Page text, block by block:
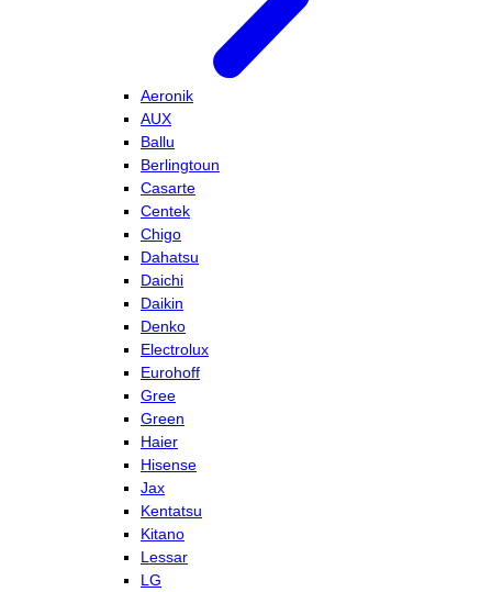
Aeronik
AUX
Ballu
Berlingtoun
Casarte
Centek
Chigo
Dahatsu
Daichi
Daikin
Denko
Electrolux
Eurohoff
Gree
Green
Haier
Hisense
Jax
Kentatsu
Kitano
Lessar
LG